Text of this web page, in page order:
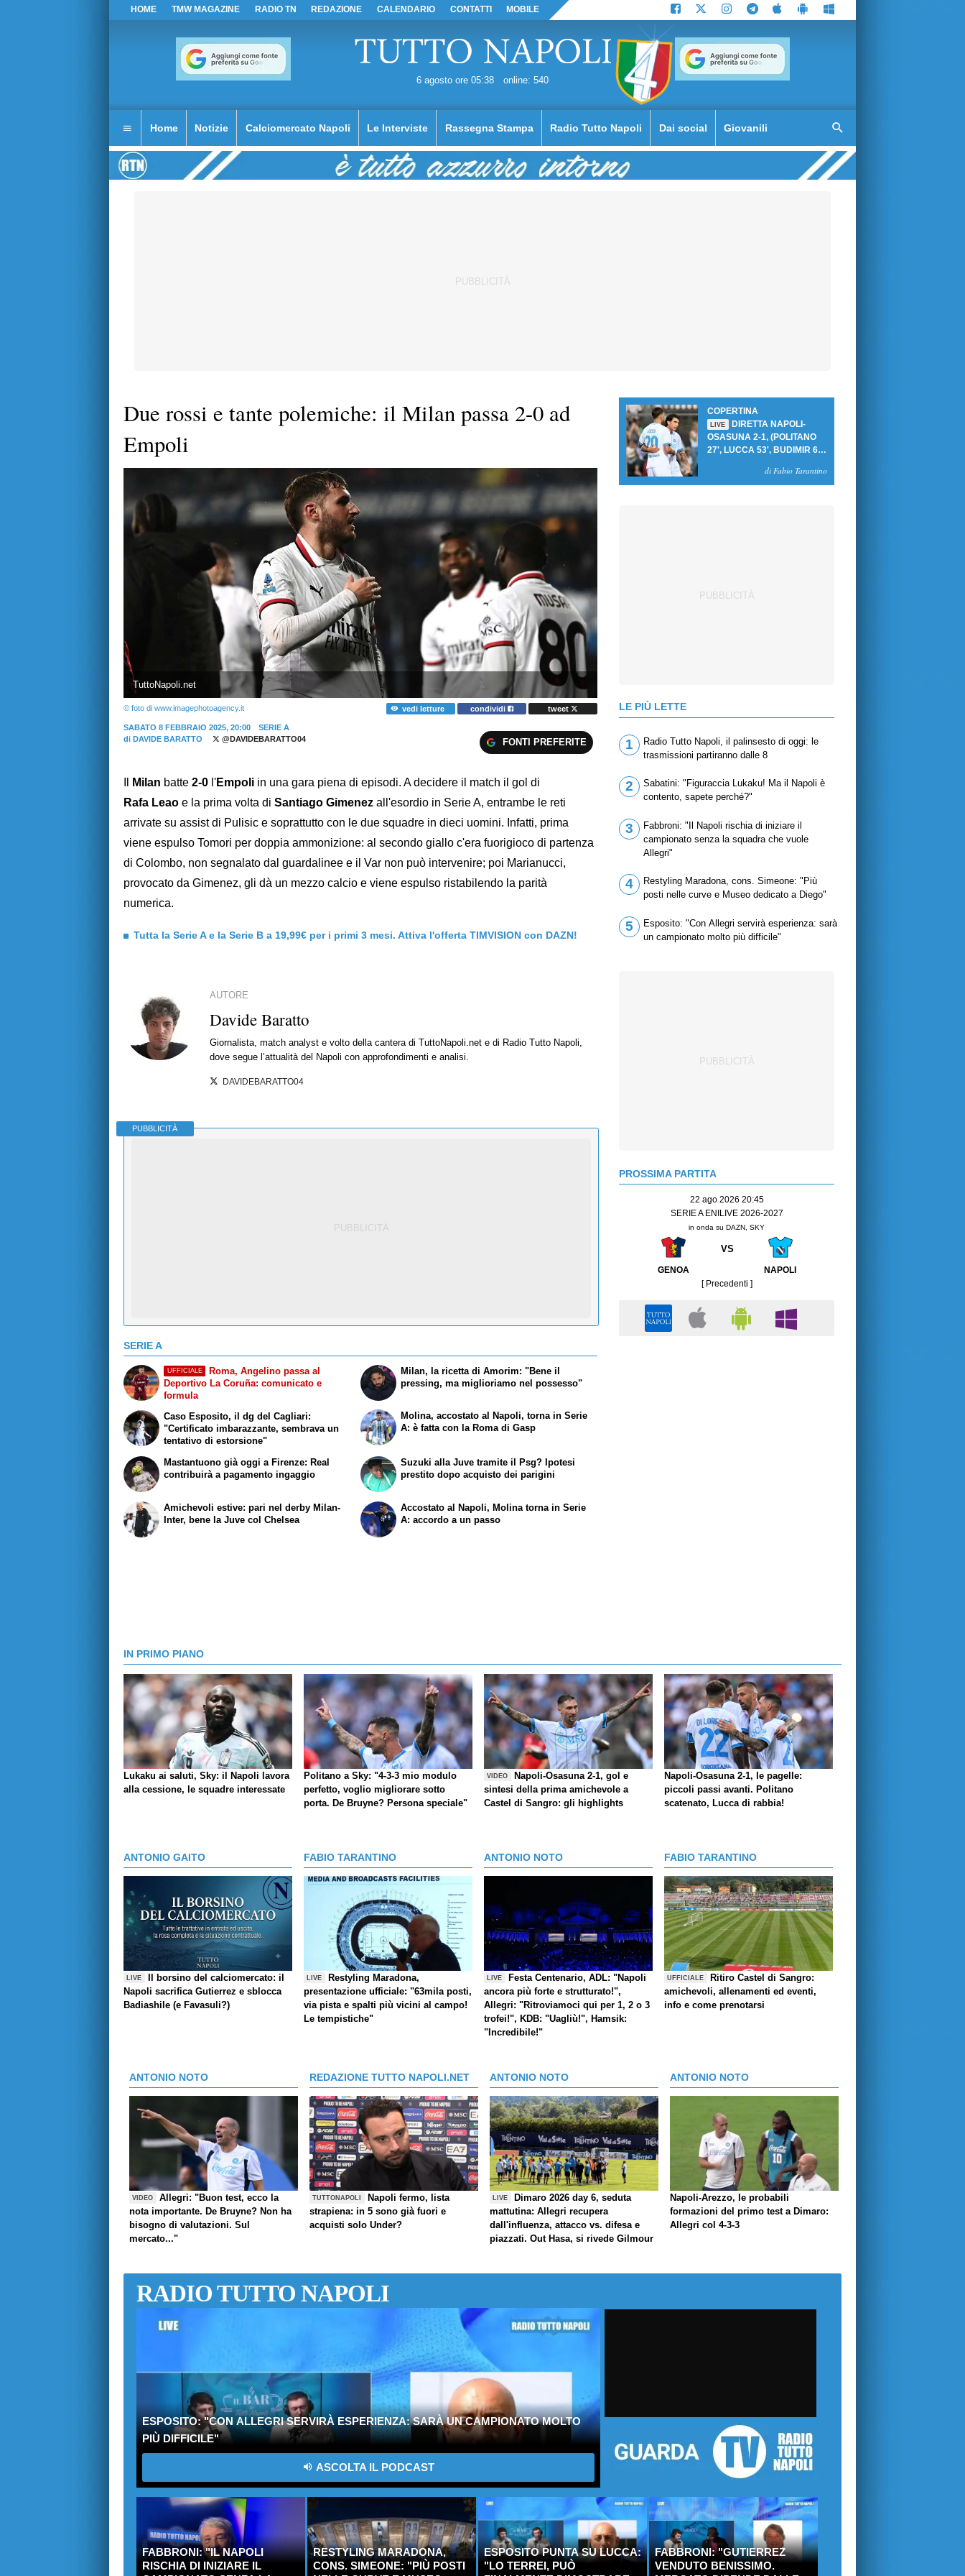
HOME TMW MAGAZINE RADIO TN REDAZIONE CALENDARIO CONTATTI MOBILE
6 agosto ore 05:38 online: 540
Home Notizie Calciomercato Napoli Le Interviste Rassegna Stampa Radio Tutto Napoli Dai social Giovanili
Due rossi e tante polemiche: il Milan passa 2-0 ad
Empoli
TuttoNapoli.net
© foto di www.imagephotoagency.it vedi letture condividi tweet
SABATO 8 FEBBRAIO 2025, 20:00
SERIE A
di DAVIDE BARATTO @DAVIDEBARATTO04 FONTI PREFERITE
Milan batte 2-0 l'Empoli in una gara piena di episodi. A decidere il match il gol di
Rafa Leao e la prima volta di Santiago Gimenez all'esordio in Serie A, entrambe le reti
arrivate su assist di Pulisic e soprattutto con le due squadre in dieci uomini. Infatti, prima
viene espulso Tomori per doppia ammonizione: al secondo giallo c'era fuorigioco di partenza
di Colombo, non segnalato dal guardalinee e il Var non può intervenire; poi Marianucci,
provocato da Gimenez, gli dà un mezzo calcio e viene espulso ristabilendo la parità
numerica.
Tutta la Serie A e la Serie B a 19,99€ per i primi 3 mesi. Attiva l'offerta TIMVISION con DAZN!
AUTORE
Davide Baratto
Giornalista, match analyst e volto della cantera di TuttoNapoli.net e di Radio Tutto Napoli,
dove segue l’attualità del Napoli con approfondimenti e analisi.
DAVIDEBARATTO04
PUBBLICITÀ
SERIE A
UFFICIALE
Roma, Angelino passa al
Deportivo La Coruña: comunicato e
formula
Caso Esposito, il dg del Cagliari:
"Certificato imbarazzante, sembrava un
tentativo di estorsione"
Milan, la ricetta di Amorim: "Bene il
pressing, ma miglioriamo nel possesso"
Molina, accostato al Napoli, torna in Serie
A: è fatta con la Roma di Gasp
Mastantuono già oggi a Firenze: Real
contribuirà a pagamento ingaggio
Amichevoli estive: pari nel derby Milan-
Inter, bene la Juve col Chelsea
Suzuki alla Juve tramite il Psg? Ipotesi
prestito dopo acquisto dei parigini
Accostato al Napoli, Molina torna in Serie
A: accordo a un passo
COPERTINA
LIVE
DIRETTA NAPOLI-
OSASUNA 2-1, (POLITANO
27', LUCCA 53', BUDIMIR 69'
PER PRIMA VITTORIA AL
di Fabio Tarantino
LE PIÙ LETTE
1
Radio Tutto Napoli, il palinsesto di oggi: le
trasmissioni partiranno dalle 8
2
Sabatini: "Figuraccia Lukaku! Ma il Napoli è
contento, sapete perché?"
3
Fabbroni: "Il Napoli rischia di iniziare il
campionato senza la squadra che vuole
Allegri"
4
Restyling Maradona, cons. Simeone: "Più
posti nelle curve e Museo dedicato a Diego"
5
Esposito: "Con Allegri servirà esperienza: sarà
un campionato molto più difficile"
PROSSIMA PARTITA
22 ago 2026 20:45
SERIE A ENILIVE 2026-2027
in onda su DAZN, SKY
VS
GENOA
NAPOLI
[ Precedenti ]
IN PRIMO PIANO
Lukaku ai saluti, Sky: il Napoli lavora
alla cessione, le squadre interessate
Politano a Sky: "4-3-3 mio modulo
perfetto, voglio migliorare sotto
porta. De Bruyne? Persona speciale"
VIDEO
Napoli-Osasuna 2-1, gol e
sintesi della prima amichevole a
Castel di Sangro: gli highlights
Napoli-Osasuna 2-1, le pagelle:
piccoli passi avanti. Politano
scatenato, Lucca di rabbia!
ANTONIO GAITO
LIVE
Il borsino del calciomercato: il
Napoli sacrifica Gutierrez e sblocca
Badiashile (e Favasuli?)
FABIO TARANTINO
LIVE
Restyling Maradona,
presentazione ufficiale: "63mila posti,
via pista e spalti più vicini al campo!
Le tempistiche"
ANTONIO NOTO
LIVE
Festa Centenario, ADL: "Napoli
ancora più forte e strutturato!",
Allegri: "Ritroviamoci qui per 1, 2 o 3
trofei!", KDB: "Uagliù!", Hamsik:
"Incredibile!"
FABIO TARANTINO
UFFICIALE
Ritiro Castel di Sangro:
amichevoli, allenamenti ed eventi,
info e come prenotarsi
ANTONIO NOTO
VIDEO
Allegri: "Buon test, ecco la
nota importante. De Bruyne? Non ha
bisogno di valutazioni. Sul
mercato..."
REDAZIONE TUTTO NAPOLI.NET
TUTTONAPOLI
Napoli fermo, lista
strapiena: in 5 sono già fuori e
acquisti solo Under?
ANTONIO NOTO
LIVE
Dimaro 2026 day 6, seduta
mattutina: Allegri recupera
dall'influenza, attacco vs. difesa e
piazzati. Out Hasa, si rivede Gilmour
ANTONIO NOTO
Napoli-Arezzo, le probabili
formazioni del primo test a Dimaro:
Allegri col 4-3-3
RADIO TUTTO NAPOLI
ESPOSITO: "CON ALLEGRI SERVIRÀ ESPERIENZA: SARÀ UN CAMPIONATO MOLTO
PIÙ DIFFICILE"
ASCOLTA IL PODCAST
FABBRONI: "IL NAPOLI
RISCHIA DI INIZIARE IL
RESTYLING MARADONA,
CONS. SIMEONE: "PIÙ POSTI
ESPOSITO PUNTA SU LUCCA:
"LO TERREI, PUÒ
FABBRONI: "GUTIERREZ
VENDUTO BENISSIMO.